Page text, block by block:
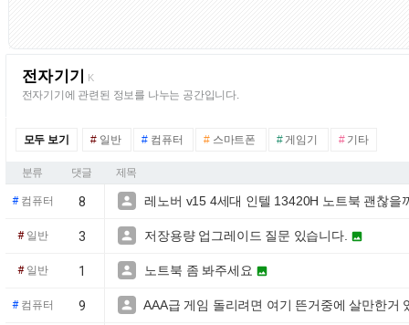
전자기기 K
전자기기에 관련된 정보를 나누는 공간입니다.
모두 보기 # 일반 # 컴퓨터 #스마트폰 #게임기 #기타
분류 댓글 제목
#컴퓨터 8  레노버 v15 4세대 인텔 13420H 노트북 괜찮을
#일반 3  저장용량 업그레이드 질문 있습니다. 
#일반 1  노트북 좀 봐주세요 
#컴퓨터 9  AAA급 게임 돌리려면 여기 뜬거중에 살만한거